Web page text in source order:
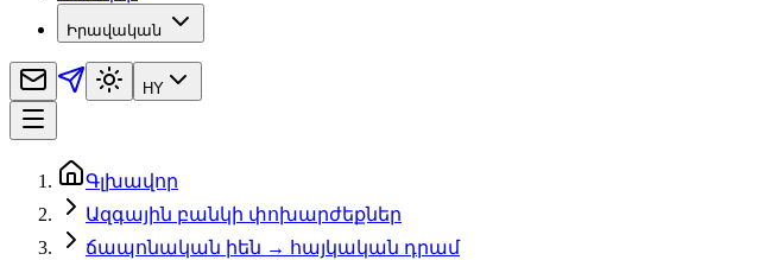
Իրավական
HY
Գլխավոր
Ազգային բանկի փոխարժեքներ
ճապոնական իեն → հայկական դրամ